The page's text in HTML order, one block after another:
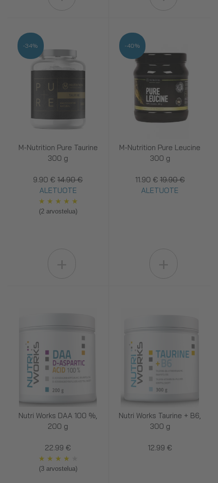
M-Nutrition Pure Taurine
300 g
9.90 € 14.90 €
ALETUOTE
★ ★ ★ ★ ★
(2 arvostelua)
-34%
M-Nutrition Pure Leucine
300 g
11.90 € 19.90 €
ALETUOTE
-40%
Nutri Works DAA 100 %,
200 g
22.99 €
★ ★ ★ ★
(3 arvostelua)
Nutri Works Taurine + B6,
300 g
12.99 €